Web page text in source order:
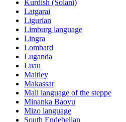
Kurdish (Solani)
Latgarai
Ligurian
Limburg language
Lingra
Lombard
Luganda
Luau
Maitley
Makassar
Mali language of the steppe
Minanka Baoyu
Mizo language
South Endebelian